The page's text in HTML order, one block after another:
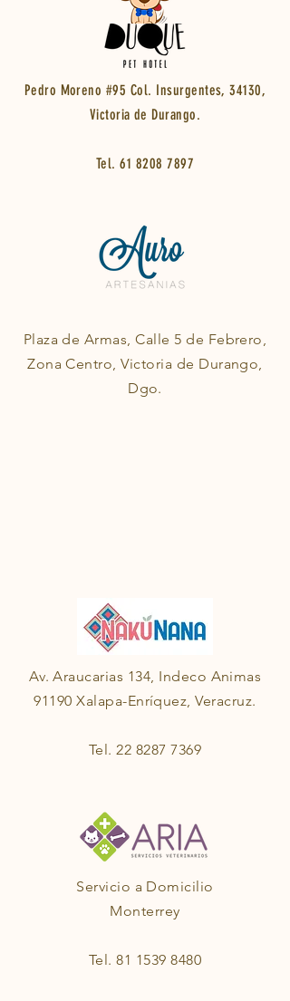
Pedro Moreno #95 Col. Insurgentes, 34130,
Victoria de Durango.
Tel.61 8208 7897
Plaza de Armas, Calle 5 de Febrero,
Zona Centro, Victoria de Durango,
Dgo.
Av. Araucarias 134, Indeco Animas
91190 Xalapa-Enríquez, Veracruz.
Tel.22 8287 7369
Servicio a Domicilio
Monterrey
Tel.81 1539 8480